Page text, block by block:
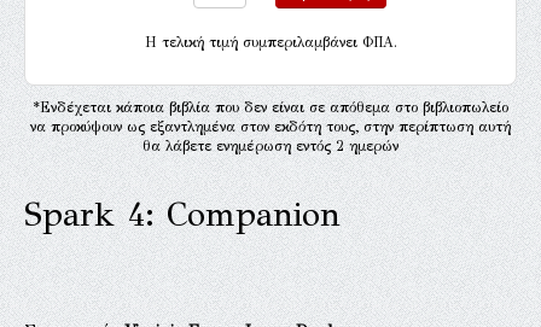
H τελική τιμή συμπεριλαμβάνει ΦΠΑ.
*Ενδέχεται κάποια βιβλία που δεν είναι σε απόθεμα στο βιβλιοπωλείο
να προκύψουν ως εξαντλημένα στον εκδότη τους, στην περίπτωση αυτή
θα λάβετε ενημέρωση εντός 2 ημερών
Spark 4: Companion